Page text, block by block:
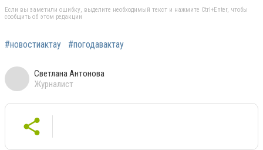
Если вы заметили ошибку, выделите необходимый текст и нажмите Ctrl+Enter, чтобы
сообщить об этом редакции
#новостиактау #погодавактау
Светлана Антонова
Журналист